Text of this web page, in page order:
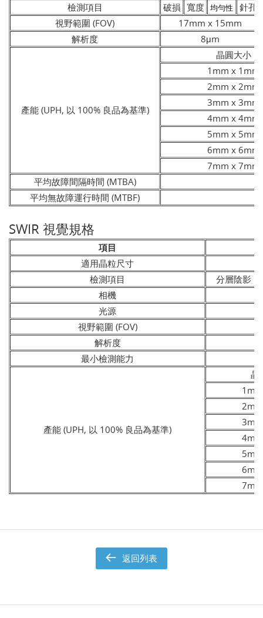
檢測項目
破損 寬度 均勻性 針孔
視野範圍 (FOV)
17mm x 15mm
解析度
8μm
產能 (UPH, 以 100% 良品為基準)
晶圓大小
1mm x 1mm
2mm x 2mm
3mm x 3mm
4mm x 4mm
5mm x 5mm
6mm x 6mm
7mm x 7mm
平均故障間隔時間 (MTBA)
平均無故障運行時間 (MTBF)
SWIR 視覺規格
項目
適用晶粒尺寸
檢測項目
分層陰影
相機
光源
視野範圍 (FOV)
解析度
最小檢測能力
產能 (UPH, 以 100% 良品為基準)
晶
返回列表